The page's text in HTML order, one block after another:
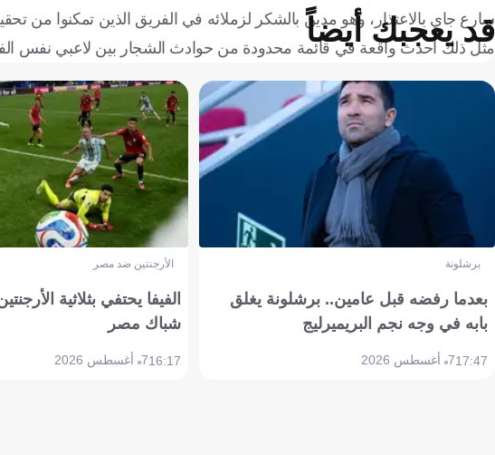
سارع جاي بالاعتذار، وهو مدين بالشكر لزملائه في الفريق الذين تمكنوا من
مثل ذلك أحدث واقعة في قائمة محدودة من حوادث الشجار بين لاعبي نفس
قد يعجبك أيضاً
برشلونة
بعدما رفضه قبل عامين.. برشلونة يغلق
بابه في وجه نجم البريميرليج
17:477 أغسطس 2026
الأرجنتين ضد مصر
الفيفا يحتفي بثلاثية
شباك مصر
16:177 أغسطس 2026